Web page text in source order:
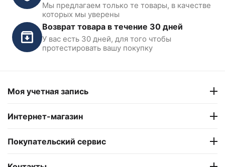
Мы предлагаем только те товары, в качестве
которых мы уверены
Возврат товара в течение 30 дней
У вас есть 30 дней, для того чтобы
протестировать вашу покупку
Моя учетная запись
Интернет-магазин
Покупательский сервис